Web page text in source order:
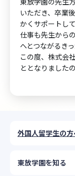
いただき、卒業
かくサポートし
仕事も先生から
へとつながるき
この度、株式会
ととなりました
外国人留学生の
東放学園を知る